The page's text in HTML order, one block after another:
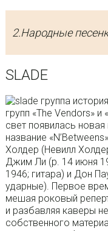
2.Народные
SLADE
групп «The Vendors»
свет появилась
название
Холдер (Невилл
Джим Ли (р. 14 июня
1946; гитара) и Дон
ударные). Первое
мешая роковый
и разбавляя каверы
собственного